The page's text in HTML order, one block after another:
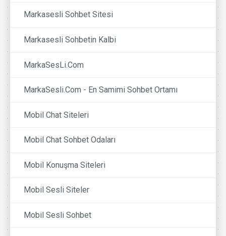
Markasesli Sohbet Sitesi
Markasesli Sohbetin Kalbi
MarkaSesLi.Com
MarkaSesli.Com - En Samimi Sohbet Ortamı
Mobil Chat Siteleri
Mobil Chat Sohbet Odaları
Mobil Konuşma Siteleri
Mobil Sesli Siteler
Mobil Sesli Sohbet